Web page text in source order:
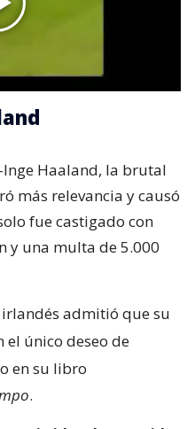
Haaland, la brutal
más relevancia y causó
fue castigado con
y una multa de 5.000
admitió que su
el único deseo de
en su libro
.